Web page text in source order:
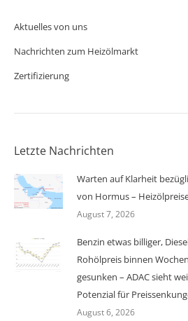
Aktuelles von uns
Nachrichten zum Heizölmarkt
Zertifizierung
Letzte Nachrichten
Warten auf Klarheit
von Hormus –
August 7, 2026
Benzin etwas billiger,
Rohölpreis binnen
gesunken – ADAC sieht
Potenzial für
August 6, 2026